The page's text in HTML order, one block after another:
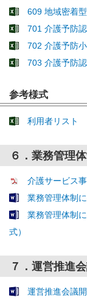
609 地域密着
701 介護予防
702 介護予防
703 介護予防
参考様式
利用者リスト
６．業務管理
介護サービス
業務管理体制
業務管理体制
式）
７．運営推進
運営推進会議